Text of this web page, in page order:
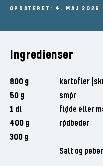
OPDATERET: 4. MAJ 2026
Ingredienser
800 g
kartofler
50 g
smør
1 dl
fløde eller
400 g
rødbeder
300 g
Salt og peber